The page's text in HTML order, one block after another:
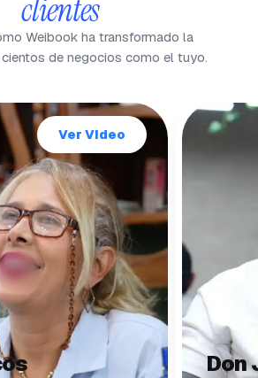
clientes
Weibook ha transformado la
de negocios como el tuyo.
Ver Video
Don